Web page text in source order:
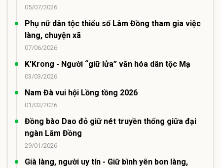
05/07/2026
Phụ nữ dân tộc thiểu số Lâm Đồng tham gia việc
làng, chuyện xã
07/06/2026
K'Krong - Người “giữ lửa” văn hóa dân tộc Mạ
03/03/2026
Nam Đà vui hội Lồng tồng 2026
01/03/2026
Đồng bào Dao đỏ giữ nét truyền thống giữa đại
ngàn Lâm Đồng
29/01/2026
Già làng, người uy tín - Giữ bình yên bon làng,